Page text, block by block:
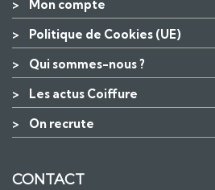
> Mon compte
> Politique de Cookies (UE)
> Qui sommes-nous ?
> Les actus Coiffure
> On recrute
CONTACT